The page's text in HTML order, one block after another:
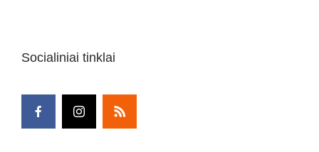
Socialiniai tinklai